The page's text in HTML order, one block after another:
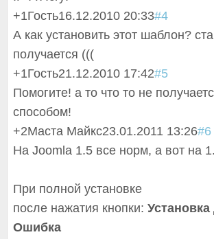
+1Гость16.12.2010 20:33#4
А как установить этот шаблон?
получается (((
+1Гость21.12.2010 17:42#5
Помогите! а то что то не
способом!
+2Маста Майкс23.01.2011 13:26#6
На Joomla 1.5 все норм, а вот на
При полной установке
после нажатия кнопки:
Ошибка